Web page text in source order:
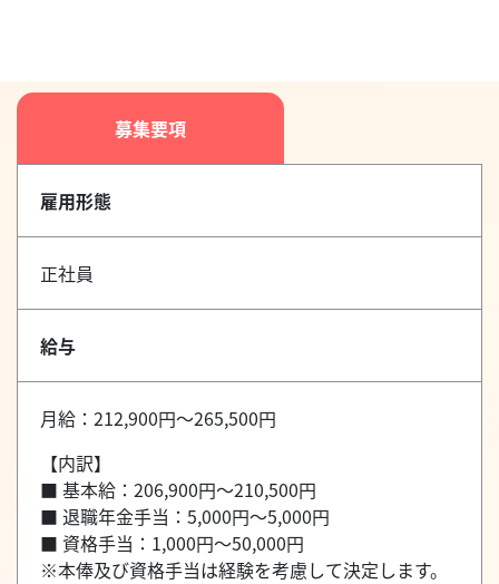
募集要項
雇用形態
正社員
給与
月給：212,900円～265,500円
【内訳】
■ 基本給：206,900円～210,500円
■ 退職年金手当：5,000円～5,000円
■ 資格手当：1,000円～50,000円
※本俸及び資格手当は経験を考慮して決定します。